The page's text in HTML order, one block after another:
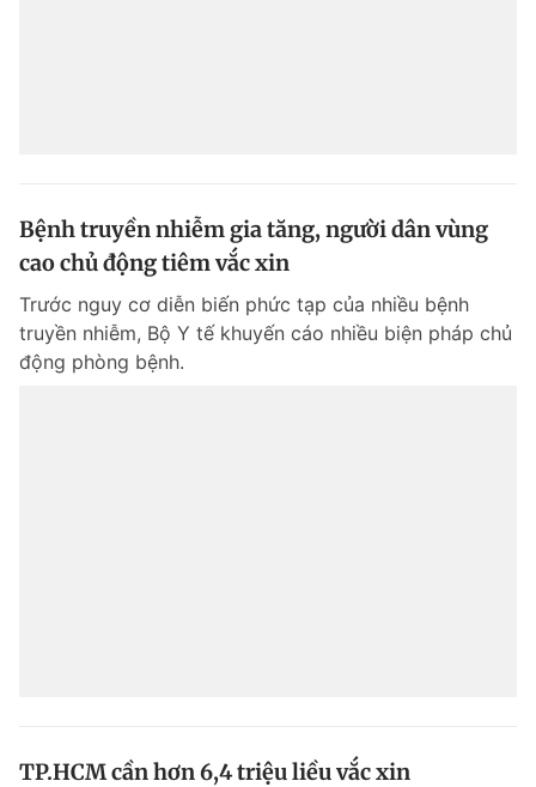
Bệnh truyền nhiễm gia tăng, người dân vùng
cao chủ động tiêm vắc xin
Trước nguy cơ diễn biến phức tạp của nhiều bệnh
truyền nhiễm, Bộ Y tế khuyến cáo nhiều biện pháp chủ
động phòng bệnh.
TP.HCM cần hơn 6,4 triệu liều vắc xin